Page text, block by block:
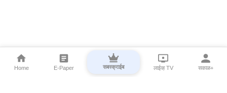
Home E-Paper सबस्क्राईब लाईव्ह TV सकाळ+